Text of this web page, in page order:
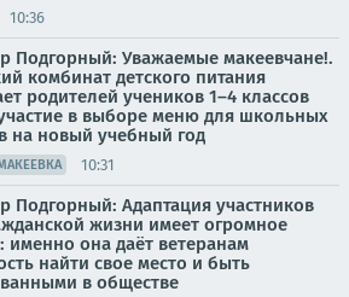
10:36
Подгорный: Уважаемые макеевчане!.
комбинат детского питания
родителей учеников 1–4 классов
в выборе меню для школьных
на новый учебный год
10:31
Подгорный: Адаптация участников
жизни имеет огромное
именно она даёт ветеранам
найти свое место и быть
в обществе